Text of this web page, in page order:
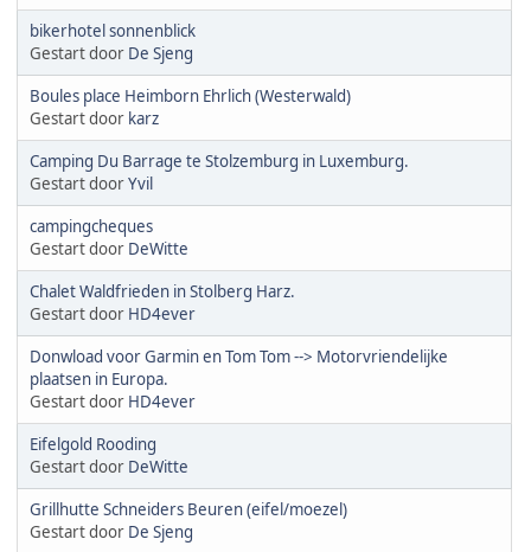
bikerhotel sonnenblick
Gestart door De Sjeng
Boules place Heimborn Ehrlich (Westerwald)
Gestart door karz
Camping Du Barrage te Stolzemburg in Luxemburg.
Gestart doorYvil
campingcheques
Gestart door DeWitte
Chalet Waldfrieden in Stolberg Harz.
Gestart door HD4ever
Donwload voor Garmin en Tom Tom --> Motorvriendelijke
plaatsen in Europa.
Gestart door HD4ever
Eifelgold Rooding
Gestart door DeWitte
Grillhutte Schneiders Beuren (eifel/moezel)
Gestart door De Sjeng